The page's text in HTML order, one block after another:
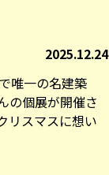
2025.12.24
唯一の名建築
の個展が開催さ
リスマスに想い